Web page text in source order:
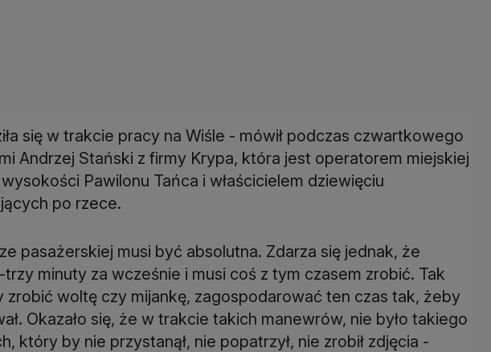
się w trakcie pracy na Wiśle - mówił podczas czwartkowego
Andrzej Stański z firmy Krypa, która jest operatorem miejskiej
Pawilonu Tańca i właścicielem dziewięciu
po rzece.
pasażerskiej musi być absolutna. Zdarza się jednak, że
minuty za wcześnie i musi coś z tym czasem zrobić. Tak
zrobić woltę czy mijankę, zagospodarować ten czas tak, żeby
Okazało się, że w trakcie takich manewrów, nie było takiego
który by nie przystanął, nie popatrzył, nie zrobił zdjęcia -